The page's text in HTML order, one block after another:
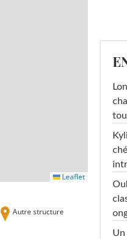
Leaflet
Autre structure
Un